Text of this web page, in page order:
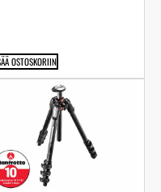
OSTOSKORIIN